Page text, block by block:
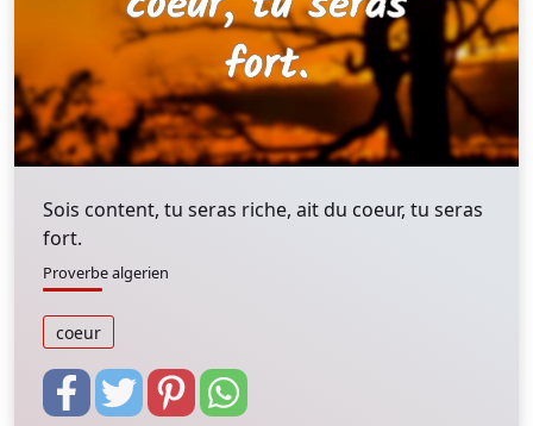
Sois content, tu seras riche, ait du coeur, tu seras
fort.
Proverbe algerien
coeur